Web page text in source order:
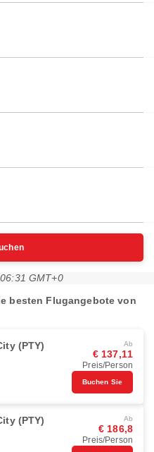
GMT+0
besten Flugangebote von
(PTY) Ab
€ 137,11
Preis/Person
Buchen Sie
(PTY) Ab
€ 186,8
Preis/Person